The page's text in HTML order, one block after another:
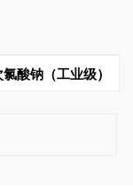
酸钠（工业级）